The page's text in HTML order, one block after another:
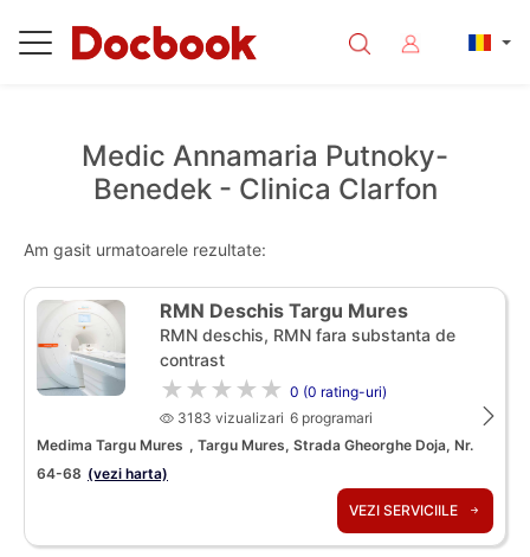
Medic Annamaria Putnoky-
Benedek - Clinica Clarfon
Am gasit urmatoarele rezultate:
RMN Deschis Targu Mures
RMN deschis, RMN fara substanta de
contrast
★★★★★ 0 (0 rating-uri)
3183 vizualizari 6 programari
Medima Targu Mures , Targu Mures, Strada Gheorghe Doja, Nr.
64-68 (vezi harta)
VEZI SERVICIILE